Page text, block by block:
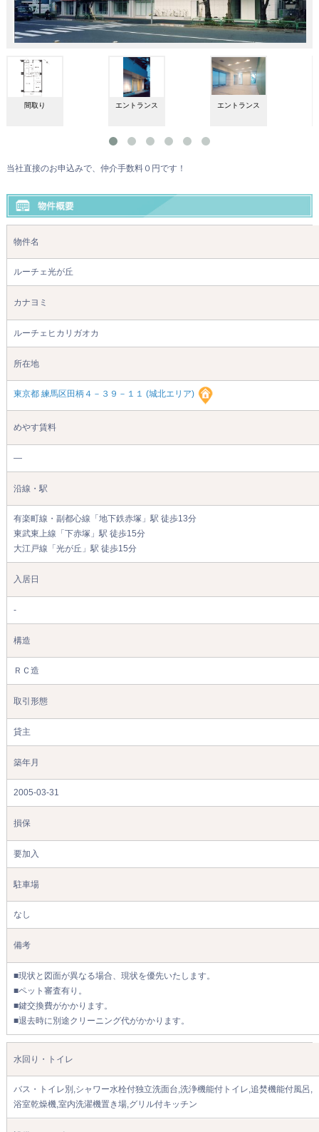
間取り エントランス エントランス
当社直接のお申込みで、仲介手数料０円です！
物件名
ルーチェ光が丘
カナヨミ
ルーチェヒカリガオカ
所在地
東京都 練馬区田柄４－３９－１１ (城北エリア)
めやす賃料
―
沿線・駅
有楽町線・副都心線「地下鉄赤塚」駅 徒歩13分
東武東上線「下赤塚」駅 徒歩15分
大江戸線「光が丘」駅 徒歩15分
入居日
-
構造
ＲＣ造
取引形態
貸主
築年月
2005-03-31
損保
要加入
駐車場
なし
備考
■現状と図面が異なる場合、現状を優先いたします。
■ペット審査有り。
■鍵交換費がかかります。
■退去時に別途クリーニング代がかかります。
水回り・トイレ
バス・トイレ別,シャワー水栓付独立洗面台,洗浄機能付トイレ,追焚機能付風呂,
浴室乾燥機,室内洗濯機置き場,グリル付キッチン